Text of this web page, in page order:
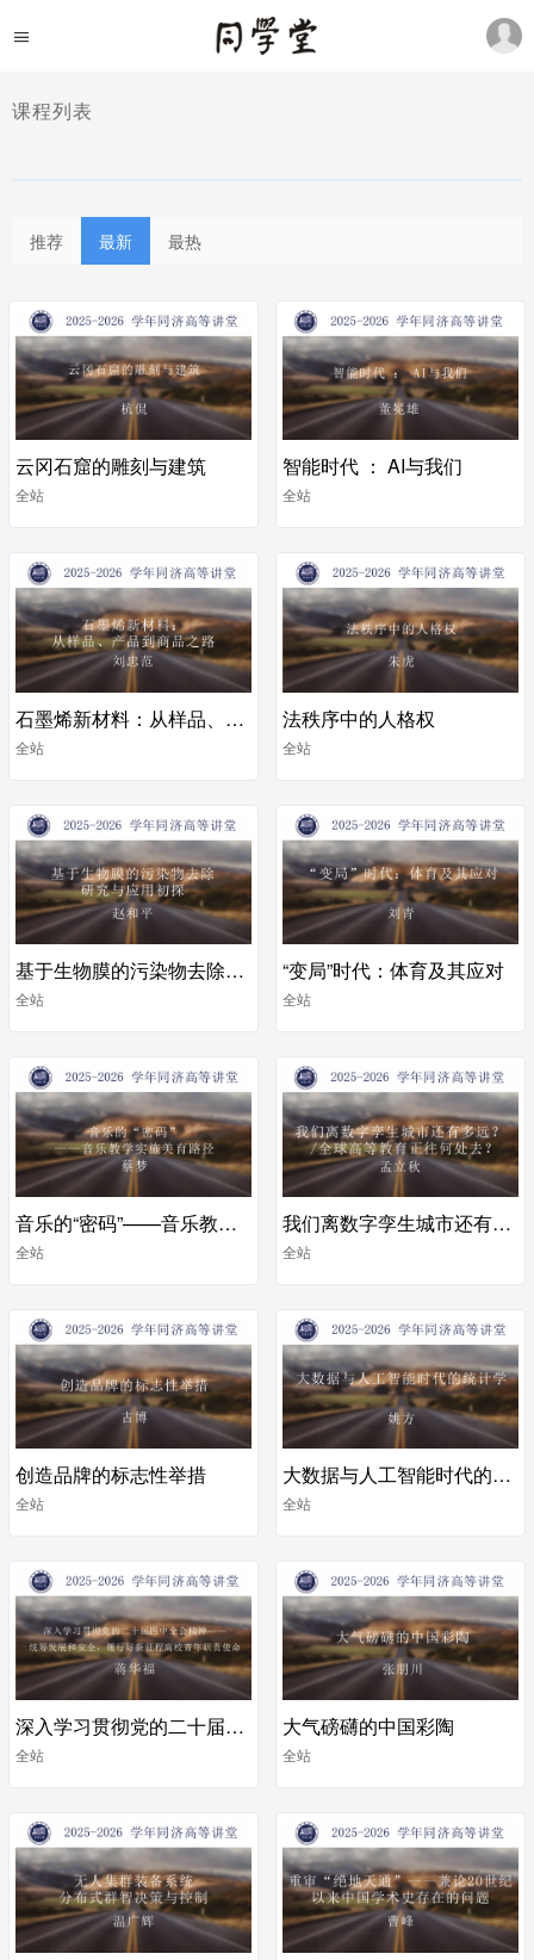
课程列表
推荐 最新 最热
云冈石窟的雕刻与建筑
全站
智能时代 ： AI与我们
全站
石墨烯新材料：从样品、产品到商品之路
全站
法秩序中的人格权
全站
基于生物膜的污染物去除研究与应用初探
全站
“变局”时代：体育及其应对
全站
音乐的“密码”——音乐教学实施美育路径
全站
我们离数字孪生城市还有多远？ /全球高等教育正往何处去？
全站
创造品牌的标志性举措
全站
大数据与人工智能时代的统计学
全站
深入学习贯彻党的二十届四中全会精神——统筹发展和安全，履行好新征程高校青年职责使命
全站
大气磅礴的中国彩陶
全站